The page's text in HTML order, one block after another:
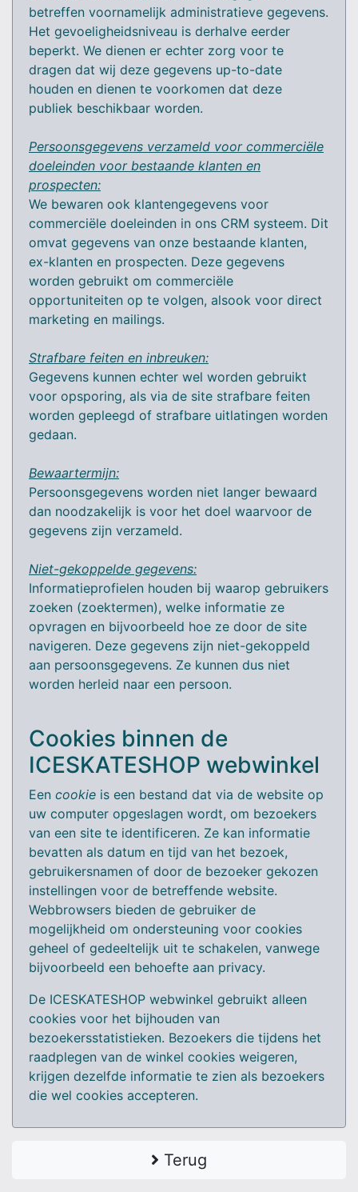
betreffen voornamelijk administratieve gegevens.
Het gevoeligheidsniveau is derhalve eerder
beperkt. We dienen er echter zorg voor te
dragen dat wij deze gegevens up-to-date
houden en dienen te voorkomen dat deze
publiek beschikbaar worden.
Persoonsgegevens verzameld voor commerciële
doeleinden voor bestaande klanten en
prospecten:
We bewaren ook klantengegevens voor
commerciële doeleinden in ons CRM systeem. Dit
omvat gegevens van onze bestaande klanten,
ex-klanten en prospecten. Deze gegevens
worden gebruikt om commerciële
opportuniteiten op te volgen, alsook voor direct
marketing en mailings.
Strafbare feiten en inbreuken:
Gegevens kunnen echter wel worden gebruikt
voor opsporing, als via de site strafbare feiten
worden gepleegd of strafbare uitlatingen worden
gedaan.
Bewaartermijn:
Persoonsgegevens worden niet langer bewaard
dan noodzakelijk is voor het doel waarvoor de
gegevens zijn verzameld.
Niet-gekoppelde gegevens:
Informatieprofielen houden bij waarop gebruikers
zoeken (zoektermen), welke informatie ze
opvragen en bijvoorbeeld hoe ze door de site
navigeren. Deze gegevens zijn niet-gekoppeld
aan persoonsgegevens. Ze kunnen dus niet
worden herleid naar een persoon.
Cookies binnen de
ICESKATESHOP webwinkel
Een cookie is een bestand dat via de website op
uw computer opgeslagen wordt, om bezoekers
van een site te identificeren. Ze kan informatie
bevatten als datum en tijd van het bezoek,
gebruikersnamen of door de bezoeker gekozen
instellingen voor de betreffende website.
Webbrowsers bieden de gebruiker de
mogelijkheid om ondersteuning voor cookies
geheel of gedeeltelijk uit te schakelen, vanwege
bijvoorbeeld een behoefte aan privacy.
De ICESKATESHOP webwinkel gebruikt alleen
cookies voor het bijhouden van
bezoekersstatistieken. Bezoekers die tijdens het
raadplegen van de winkel cookies weigeren,
krijgen dezelfde informatie te zien als bezoekers
die wel cookies accepteren.
Terug